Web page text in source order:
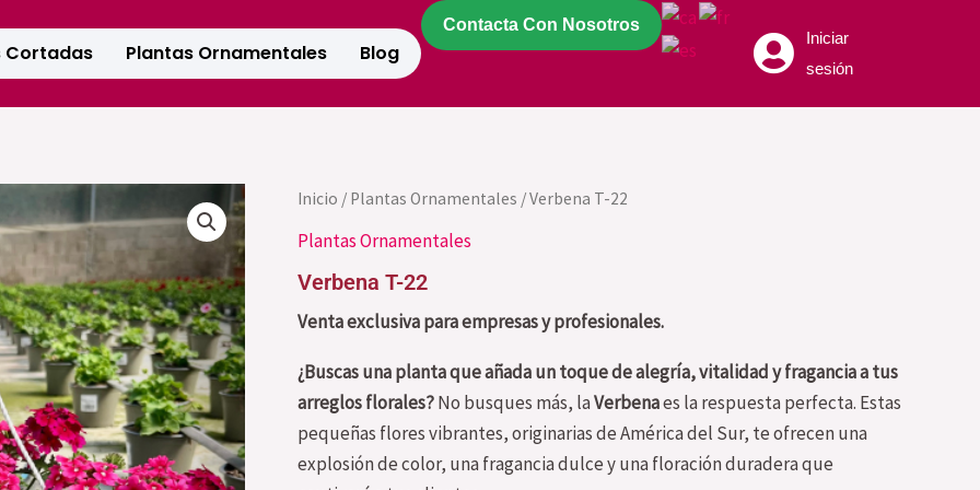
Cortadas Plantas Ornamentales Blog
Contacta Con Nosotros
Iniciar
sesión
Inicio / Plantas Ornamentales / Verbena T-22
Plantas Ornamentales
Verbena T-22
Venta exclusiva para empresas y profesionales.
¿Buscas una planta que añada un toque de alegría, vitalidad y fragancia a tus
arreglos florales?No busques más, laVerbenaes la respuesta perfecta. Estas
pequeñas flores vibrantes, originarias de América del Sur, te ofrecen una
explosión de color, una fragancia dulce y una floración duradera que